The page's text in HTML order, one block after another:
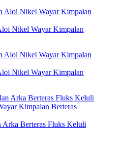
Nikel Wayar Kimpalan
Nikel Wayar Kimpalan
Berteras Fluks Keluli